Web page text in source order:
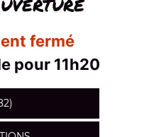
fermé
pour 11h20